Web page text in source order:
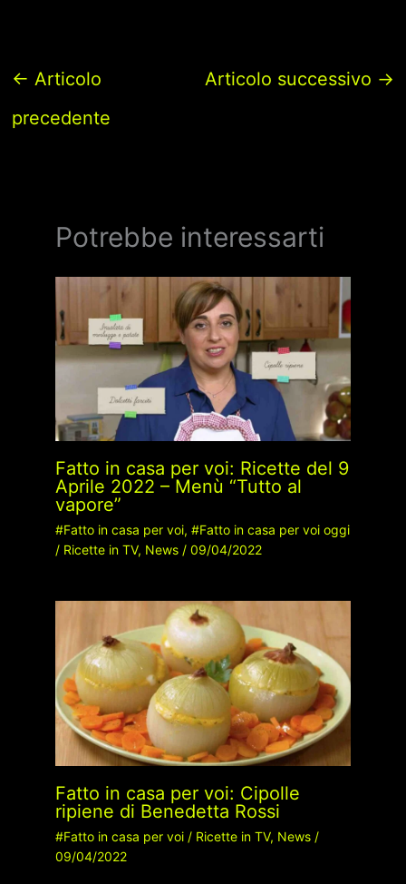
← Articolo
precedente
Articolo successivo →
Potrebbe interessarti
Fatto in casa per voi: Ricette del 9
Aprile 2022 – Menù “Tutto al
vapore”
#Fatto in casa per voi, #Fatto in casa per voi oggi
/ Ricette in TV, News/ 09/04/2022
Fatto in casa per voi: Cipolle
ripiene di Benedetta Rossi
#Fatto in casa per voi/ Ricette in TV, News/
09/04/2022